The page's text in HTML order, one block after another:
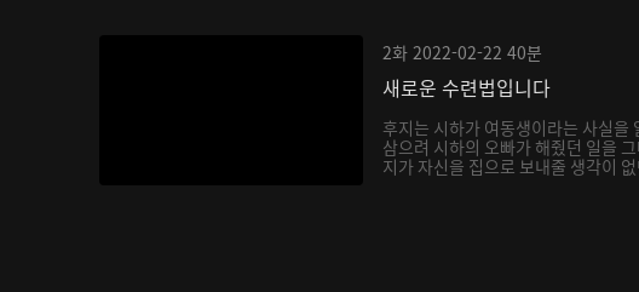
2화 2022-02-22 40분
새로운 수련법입니다
후지는 시하가 여동생이라는 사실을
삼으려 시하의 오빠가 해줬던 일을
지가 자신을 집으로 보내줄 생각이